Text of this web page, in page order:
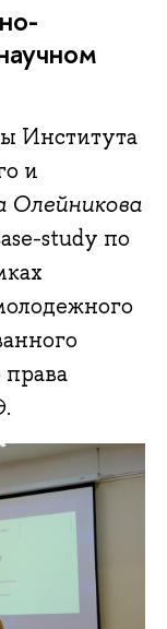
Института
и
Олейникова
study по